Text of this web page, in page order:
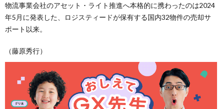
物流事業会社のアセット・ライト推進へ本格的に携わったのは2024
年5月に発表した、ロジスティードが保有する国内32物件の売却サ
ポート以来。
（藤原秀行）